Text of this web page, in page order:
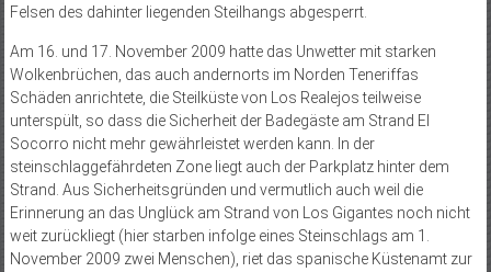
Felsen des dahinter liegenden Steilhangs abgesperrt.
Am 16. und 17. November 2009 hatte das Unwetter mit starken
Wolkenbrüchen, das auch andernorts im Norden Teneriffas
Schäden anrichtete, die Steilküste von Los Realejos teilweise
unterspült, so dass die Sicherheit der Badegäste am Strand El
Socorro nicht mehr gewährleistet werden kann. In der
steinschlaggefährdeten Zone liegt auch der Parkplatz hinter dem
Strand. Aus Sicherheitsgründen und vermutlich auch weil die
Erinnerung an das Unglück am Strand von Los Gigantes noch nicht
weit zurückliegt (hier starben infolge eines Steinschlags am 1.
November 2009 zwei Menschen), riet das spanische Küstenamt zur